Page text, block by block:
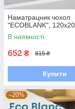
Наматрацник чохол
"ECOBLANK",
В наявності
652 ₴ 815 ₴
Купити
–20%